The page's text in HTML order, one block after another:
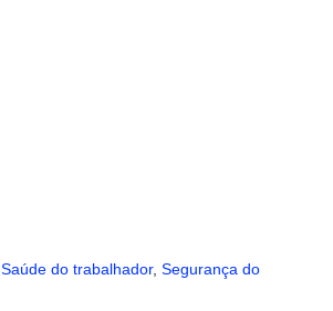
Saúde do trabalhador, Segurança do